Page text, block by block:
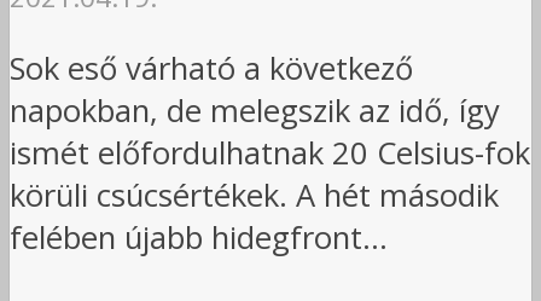
Sok eső várható a következő
napokban, de melegszik az idő, így
ismét előfordulhatnak 20 Celsius-fok
körüli csúcsértékek. A hét második
felében újabb hidegfront...